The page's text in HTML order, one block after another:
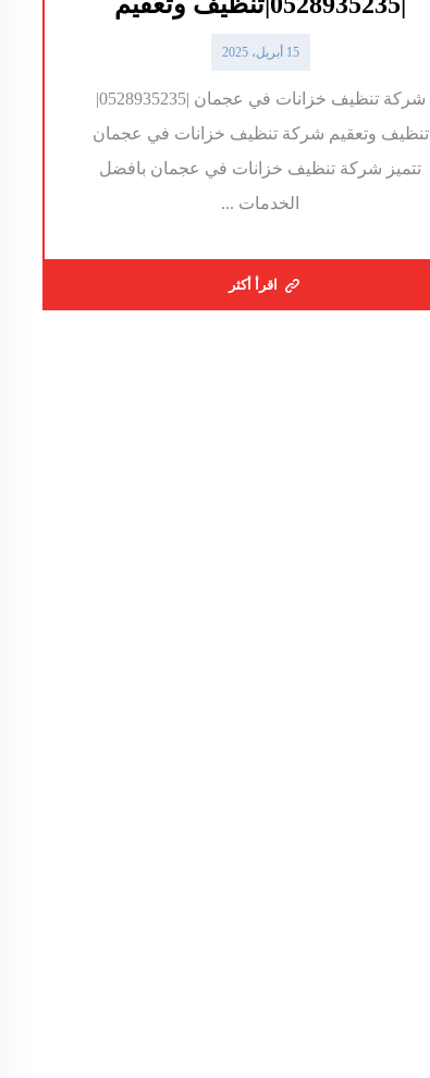
15 أبريل، 2025
شركة تنظيف خزانات في عجمان |0528935235|
تنظيف وتعقيم شركة تنظيف خزانات في عجمان
تتميز شركة تنظيف خزانات في عجمان بافضل
الخدمات ...
اقرأ أكثر